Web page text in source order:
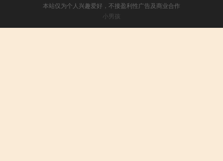
本站仅为个人兴趣爱好，不接盈利性广告及商业合作
小男孩